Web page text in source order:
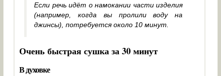
Если речь идёт о намокании части изделия
(например, когда вы пролили воду на
джинсы), потребуется около 10 минут.
Очень быстрая сушка за 30 минут
В духовке